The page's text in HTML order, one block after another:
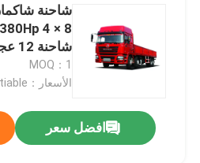
شاحنة 12 عجلة
MOQ：1
الأسعار：negotiable
افضل سعر